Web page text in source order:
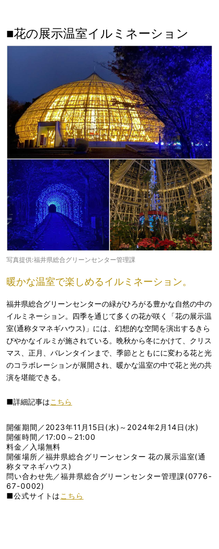
■花の展示温室イルミネーション
写真提供:福井県総合グリーンセンター管理課
暖かな温室で楽しめるイルミネーション。
福井県総合グリーンセンターの緑がひろがる豊かな自然の中の
イルミネーション。四季を通じて多くの花が咲く「花の展示温
室(通称タマネギハウス)」には、幻想的な空間を演出するきら
びやかなイルミが施されている。晩秋から冬にかけて、クリス
マス、正月、バレンタインまで、季節とともにに変わる花と光
のコラボレーションが展開され、暖かな温室の中で花と光の共
演を堪能できる。
■詳細記事はこちら
開催期間／2023年11月15日(水)～2024年2月14日(水)
開催時間／17:00～21:00
料金／入場無料
開催場所／福井県総合グリーンセンター 花の展示温室(通
称タマネギハウス)
問い合わせ先／福井県総合グリーンセンター管理課(0776-
67-0002)
■公式サイトは こちら